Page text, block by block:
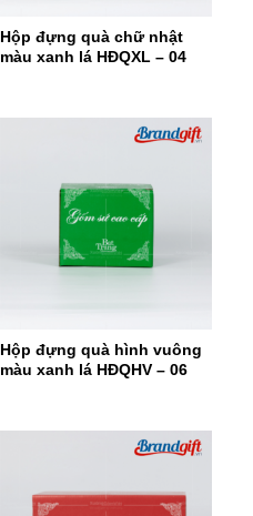
Hộp đựng quà chữ nhật
màu xanh lá HĐQXL – 04
Hộp đựng quà hình vuông
màu xanh lá HĐQHV – 06